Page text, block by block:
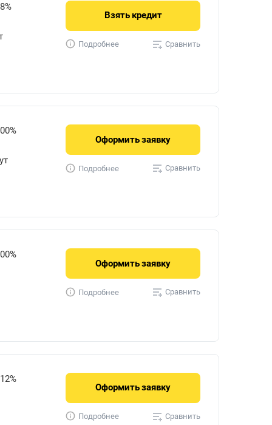
Взять кредит
Подробнее Сравнить
Оформитьзаявку
Подробнее Сравнить
Оформитьзаявку
Подробнее Сравнить
Оформитьзаявку
Подробнее Сравнить